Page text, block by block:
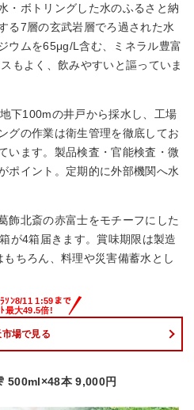
・ボトリングした水のふるさと納
る7層の玄武岩層でろ過された水
ウムを65μg/L含む、ミネラル豊富
もよく、飲みやすいと謳っていま
下100mの井戸から採水し、工場
グの作業は衛生管理を徹底してお
います。製品検査・官能検査・微
ポイント。定期的に外部機関へ水
飾北斎の赤富士をモチーフにした
が4箱届きます。賞味期限は製造
ちろん、料理や災害備蓄水とし
場で見る
500ml×48本 9,000円